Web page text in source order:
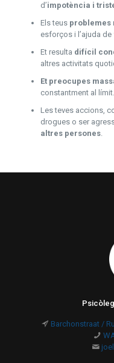
d’impotència i
Els teus problemes
esforços i l’ajuda
Et resulta difícil
altres activitats
Et preocupes
constantment al límit.
Les teves accions,
drogues o ser
altres persones.
Barchonstraat /